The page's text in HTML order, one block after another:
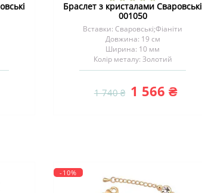
Браслет з кристалами Сваровські
001050
Вставки: Сваровські;Фіаніти
Довжина: 19 см
Ширина: 10 мм
Колір металу: Золотий
1 740 ₴ 1 566 ₴
-10%